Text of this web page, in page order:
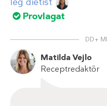
Provlagat
DD+
Matilda Vejlo
Receptredaktör